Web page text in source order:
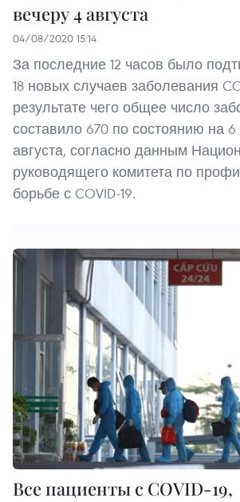
вечеру 4 августа
04/08/2020 15:14
За последние 12 часов было
18 новых случаев заболевания
результате чего общее число
составило 670 по состоянию на
августа, согласно данным
руководящего комитета по
борьбе с COVID-19.
Все пациенты с COVID-19,